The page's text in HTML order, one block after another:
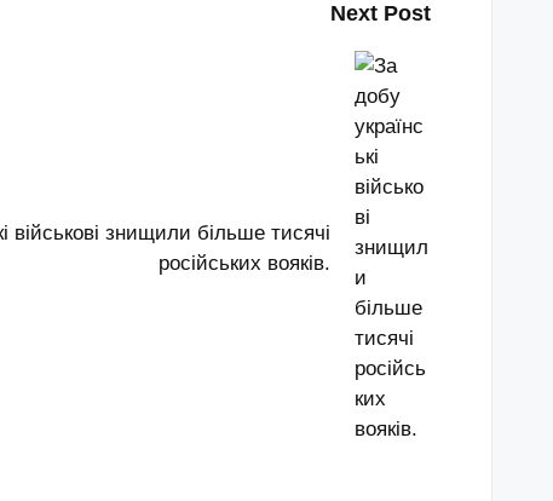
Next Post
військові знищили більше тисячі
російських вояків.